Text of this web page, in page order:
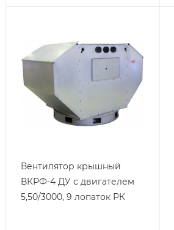
Вентилятор крышный
ВКРФ-4 ДУ с двигателем
5,50/3000, 9 лопаток РК